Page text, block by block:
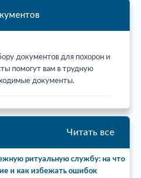
документов для похорон и
помогут вам в трудную
документы.
Читать все
ритуальную службу: на что
и как избежать ошибок